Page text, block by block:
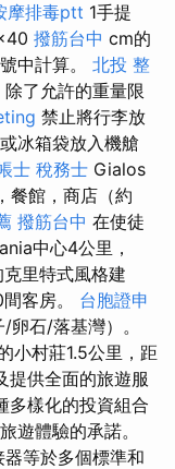
摩排毒ptt 1手提
撥筋台中 cm的
中計算。 北投 整
了允許的重量限
禁止將行李放
冰箱袋放入機艙
士 稅務士 Gialos
餐館，商店（約
撥筋台中 在使徒
中心4公里，
里特式風格建
客房。 台胞證申
石/落基灣）。
小村莊1.5公里，距
提供全面的旅遊服
多樣化的投資組合
遊體驗的承諾。
等於多個標準和